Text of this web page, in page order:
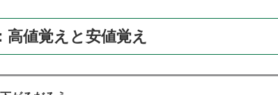
値覚えと安値覚え